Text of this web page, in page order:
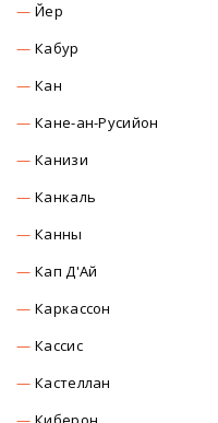
Йер
Кабур
Кан
Кане-ан-Русийон
Канизи
Канкаль
Канны
Кап Д'Ай
Каркасcон
Касcиc
Кастеллан